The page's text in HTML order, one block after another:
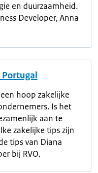
en duurzaamheid.
Developer, Anna
Portugal
hoop zakelijke
Is het
aan te
zakelijke tips zijn
tips van Diana
bij RVO.